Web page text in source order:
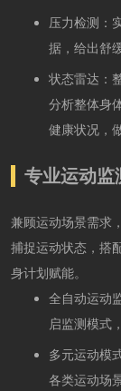
压力检测：
据，给出舒
状态雷达：
分析整体身
健康状况，
专业运动监
兼顾运动场景需求
捕捉运动状态，搭
身计划赋能。
全自动运动
启监测模式
多元运动模
各类运动场